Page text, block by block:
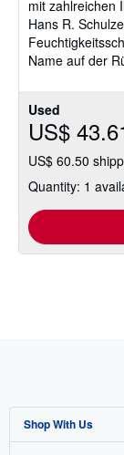
Used
US$
US$ 60.50
Quantity: 1
out
of
5
mit zahlreichen
Hans R.
Name auf der
Shop With Us